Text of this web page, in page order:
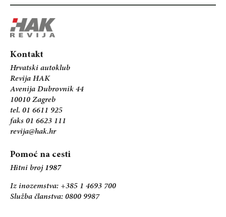
Kontakt
Hrvatski autoklub
Revija HAK
Avenija Dubrovnik 44
10010 Zagreb
tel. 01 6611 925
faks 01 6623 111
revija@hak.hr
Pomoć na cesti
Hitni broj 1987
Iz inozemstva: +385 1 4693 700
Služba članstva: 0800 9987